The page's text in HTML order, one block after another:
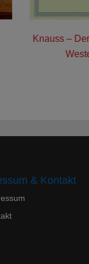
Knauss –
& Kontakt